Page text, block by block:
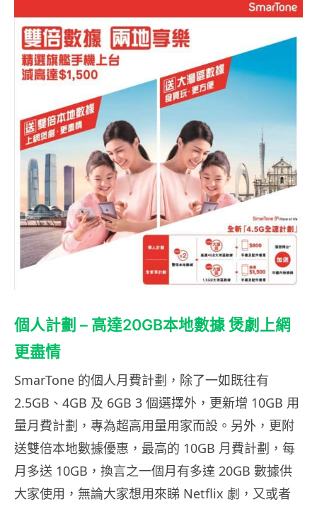
個人計劃 – 高達20GB本地數據 煲劇上網
更盡情
SmarTone 的個人月費計劃，除了一如既往有
2.5GB、4GB 及 6GB 3 個選擇外，更新增 10GB 用
量月費計劃，專為超高用量用家而設。另外，更附
送雙倍本地數據優惠，最高的 10GB 月費計劃，每
月多送 10GB，換言之一個月有多達 20GB 數據供
大家使用，無論大家想用來睇 Netflix 劇，又或者